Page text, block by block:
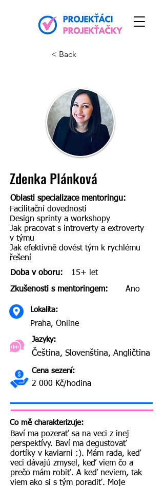
< Back
Zdenka Plánková
Oblasti specializace mentoringu:
Facilitační dovednosti
Design sprinty a workshopy
Jak pracovat s introverty a extroverty
v týmu
Jak efektivně dovést tým k rychlému
řešení
Doba v oboru:
15+ let
Zkušenosti s mentoringem:
Ano
Lokalita:
Praha, Online
Jazyky:
Čeština, Slovenština, Angličtina
Cena sezení:
2 000 Kč/hodina
Co mě charakterizuje:
Baví ma pozerať sa na veci z inej
perspektívy. Baví ma degustovať
dortíky v kaviarni :). Mám rada, keď
veci dávajú zmysel, keď viem čo a
prečo mám robiť. A keď neviem, tak
viem ako si s tým poradiť. Moje